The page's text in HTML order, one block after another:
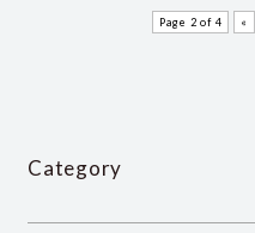
Page 2 of 4 «
Category